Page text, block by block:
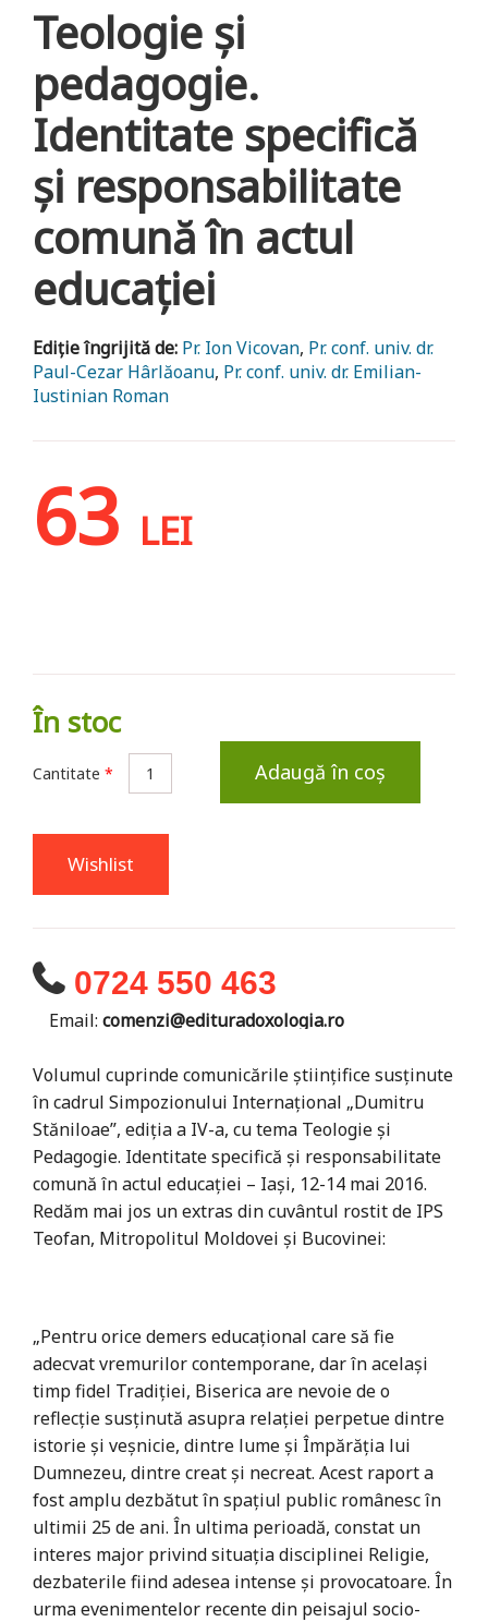
Teologie și
pedagogie.
Identitate specifică
și responsabilitate
comună în actul
educației
Ediție îngrijită de: Pr. Ion Vicovan, Pr. conf. univ. dr.
Paul-Cezar Hârlăoanu, Pr. conf. univ. dr. Emilian-
Iustinian Roman
63 LEI
În stoc
Cantitate * Adaugă în coș
Wishlist
0724 550 463
Email: comenzi@edituradoxologia.ro
Volumul cuprinde comunicările științifice susținute
în cadrul Simpozionului Internațional „Dumitru
Stăniloae”, ediția a IV-a, cu tema Teologie şi
Pedagogie. Identitate specifică şi responsabilitate
comună în actul educației – Iași, 12-14 mai 2016.
Redăm mai jos un extras din cuvântul rostit de IPS
Teofan, Mitropolitul Moldovei și Bucovinei:
„Pentru orice demers educațional care să fie
adecvat vremurilor contemporane, dar în același
timp fidel Tradiției, Biserica are nevoie de o
reflecție susținută asupra relației perpetue dintre
istorie și veșnicie, dintre lume și Împărăția lui
Dumnezeu, dintre creat și necreat. Acest raport a
fost amplu dezbătut în spațiul public românesc în
ultimii 25 de ani. În ultima perioadă, constat un
interes major privind situația disciplinei Religie,
dezbaterile fiind adesea intense și provocatoare. În
urma evenimentelor recente din peisajul socio-